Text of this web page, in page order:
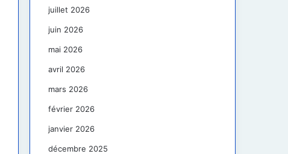
juillet 2026
juin 2026
mai 2026
avril 2026
mars 2026
février 2026
janvier 2026
décembre 2025